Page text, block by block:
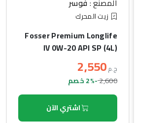
المصنع :فوسر
زيت المحرك
Fosser Premium Longlife
IV 0W-20 API SP (4L)
ج.م2,550
2,600-2% خصم
اشتري الآن